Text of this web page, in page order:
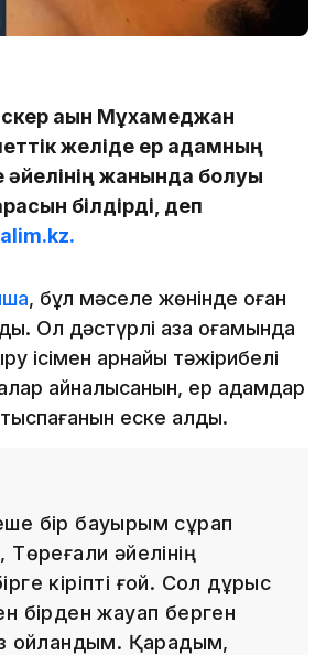
ақын Мұхамеджан
желіде ер адамның
әйелінің жанында болуы
білдірді, деп
, бұл мәселе жөнінде оған
Ол дәстүрлі қазақ қоғамында
ісімен арнайы тәжірибелі
айналысқанын, ер адамдар
еске алды.
бір бауырым сұрап
әйелінің
кіріпті ғой. Сол дұрыс
бірден жауап берген
ойландым. Қарадым,